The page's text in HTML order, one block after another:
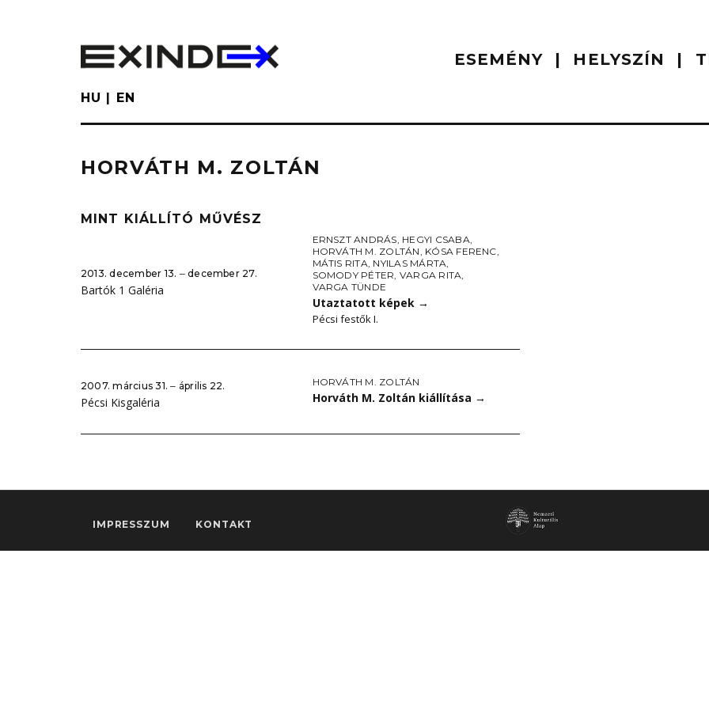
ESEMÉNY HELYSZÍN
HU EN
HORVÁTH M. ZOLTÁN
MINT KIÁLLÍTÓ MŰVÉSZ
2013. december 13. ‒ december 27.
Bartók 1 Galéria
ERNSZT ANDRÁS, HEGYI CSABA,
HORVÁTH M. ZOLTÁN, KÓSA FERENC,
MÁTIS RITA, NYILAS MÁRTA,
SOMODY PÉTER, VARGA RITA,
VARGA TÜNDE
Utaztatott képek →
Pécsi festők I.
2007. március 31. ‒ április 22.
Pécsi Kisgaléria
HORVÁTH M. ZOLTÁN
Horváth M. Zoltán kiállítása →
IMPRESSZUM KONTAKT